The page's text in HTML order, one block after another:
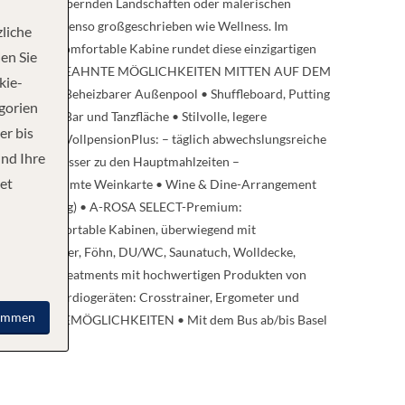
an bezaubernden Landschaften oder malerischen
hier ebenso großgeschrieben wie Wellness. Im
Ihre komfortable Kabine rundet diese einzigartigen
UNGEAHNTE MÖGLICHKEITEN MITTEN AUF DEM
• Beheizbarer Außenpool • Shuffleboard, Putting
mit Bar und Tanzfläche • Stilvolle, legere
• VollpensionPlus: – täglich abwechslungsreiche
Mineralwasser zu den Hauptmahlzeiten –
abgestimmte Weinkarte • Wine & Dine-Arrangement
• A-ROSA SELECT-Premium:
komfortable Kabinen, überwiegend mit
Föhn, DU/WC, Saunatuch, Wolldecke,
und Bodytreatments mit hochwertigen Produkten von
Cardiogeräten: Crosstrainer, Ergometer und
ABREISEMÖGLICHKEITEN • Mit dem Bus ab/bis Basel
Sie
bis
Ihre